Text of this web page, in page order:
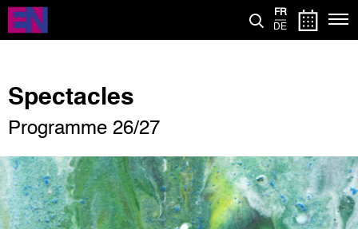
Aller
contenu
FR
DE
Spectacles
Programme 26/27